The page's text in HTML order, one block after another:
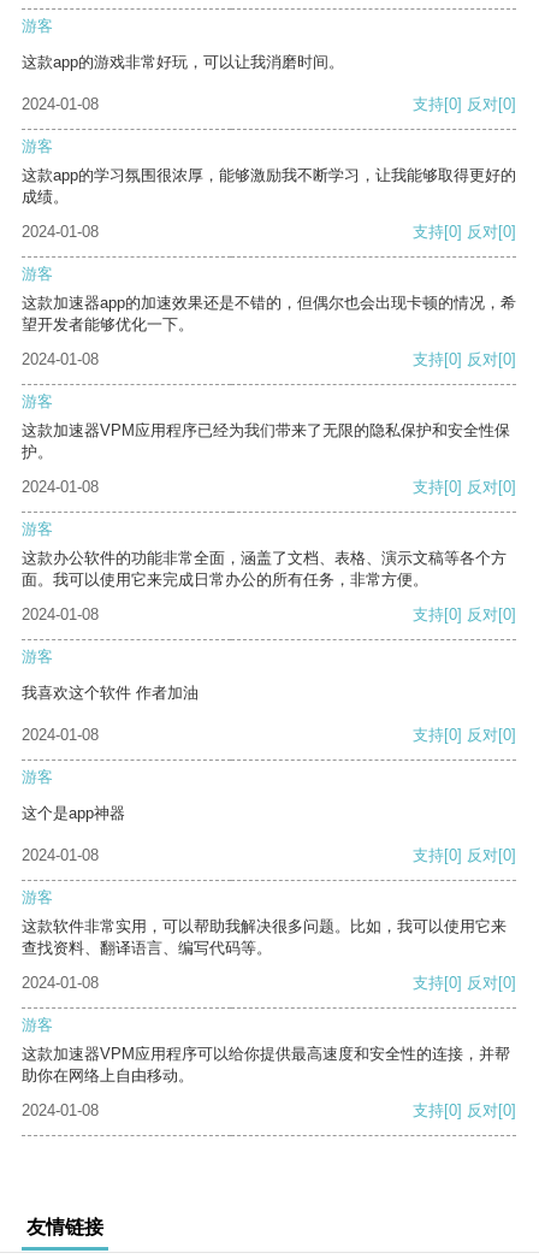
游客
这款app的游戏非常好玩，可以让我消磨时间。
2024-01-08 支持[0] 反对[0]
游客
这款app的学习氛围很浓厚，能够激励我不断学习，让我能够取得更好的
成绩。
2024-01-08
支持[0] 反对[0]
游客
这款加速器app的加速效果还是不错的，但偶尔也会出现卡顿的情况，希
望开发者能够优化一下。
2024-01-08
支持[0] 反对[0]
游客
这款加速器VPM应用程序已经为我们带来了无限的隐私保护和安全性保
护。
2024-01-08
支持[0] 反对[0]
游客
这款办公软件的功能非常全面，涵盖了文档、表格、演示文稿等各个方
面。我可以使用它来完成日常办公的所有任务，非常方便。
2024-01-08
支持[0] 反对[0]
游客
我喜欢这个软件 作者加油
2024-01-08 支持[0] 反对[0]
游客
这个是app神器
2024-01-08 支持[0] 反对[0]
游客
这款软件非常实用，可以帮助我解决很多问题。比如，我可以使用它来
查找资料、翻译语言、编写代码等。
2024-01-08
支持[0] 反对[0]
游客
这款加速器VPM应用程序可以给你提供最高速度和安全性的连接，并帮
助你在网络上自由移动。
2024-01-08
支持[0] 反对[0]
友情链接